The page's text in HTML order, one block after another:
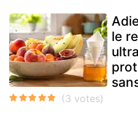
le